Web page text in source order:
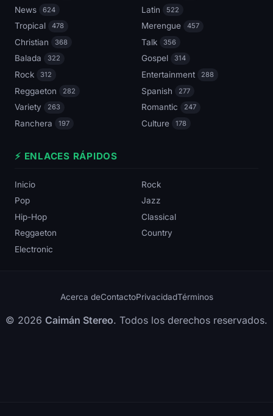
News 624 Latin 522
Tropical 478 Merengue 457
Christian 368 Talk 356
Balada 322 Gospel 314
Rock 312 Entertainment 288
Reggaeton 282 Spanish 277
Variety 263 Romantic 247
Ranchera 197 Culture 178
⚡ ENLACES RÁPIDOS
Inicio
Rock
Pop
Jazz
Hip-Hop
Classical
Reggaeton
Country
Electronic
Acerca deContactoPrivacidadTérminos
© 2026 Caimán Stereo. Todos los derechos reservados.